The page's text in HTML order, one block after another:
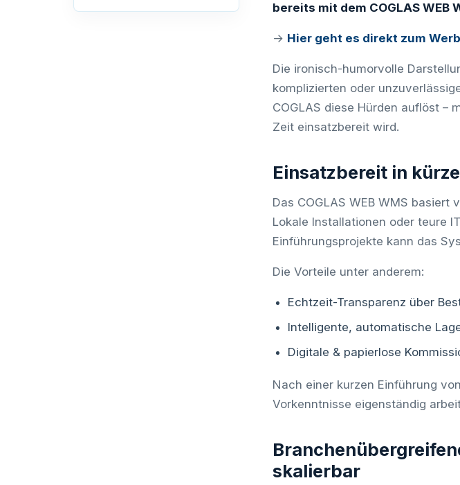
bereits mit dem COGLAS WEB
→ Hier geht es direkt zum
Die ironisch-humorvolle
komplizierten oder
COGLAS diese Hürden auflöst –
Zeit einsatzbereit wird.
Einsatzbereit in
Das COGLAS WEB WMS
Lokale Installationen oder teure
Einführungsprojekte kann das
Die Vorteile unter anderem:
Echtzeit-Transparenz über
Intelligente, automatische
Digitale & papierlose
Nach einer kurzen Einführung
Vorkenntnisse eigenständig
skalierbar